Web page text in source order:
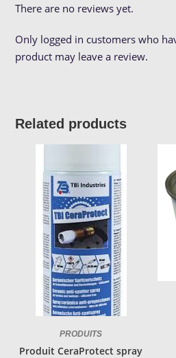
There are no reviews yet.
Only logged in customers who
product may leave a review.
Related products
PRODUITS
Produit CeraProtect spray